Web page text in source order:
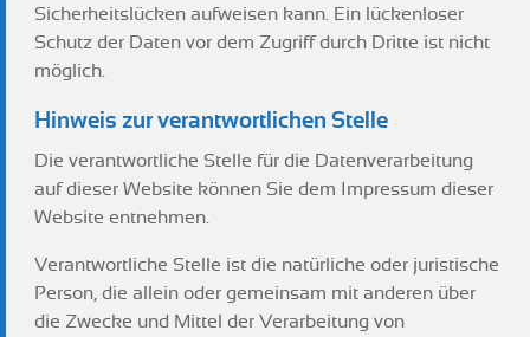
Sicherheitslücken aufweisen kann. Ein lückenloser
Schutz der Daten vor dem Zugriff durch Dritte ist nicht
möglich.
Hinweis zur verantwortlichen Stelle
Die verantwortliche Stelle für die Datenverarbeitung
auf dieser Website können Sie dem Impressum dieser
Website entnehmen.
Verantwortliche Stelle ist die natürliche oder juristische
Person, die allein oder gemeinsam mit anderen über
die Zwecke und Mittel der Verarbeitung von